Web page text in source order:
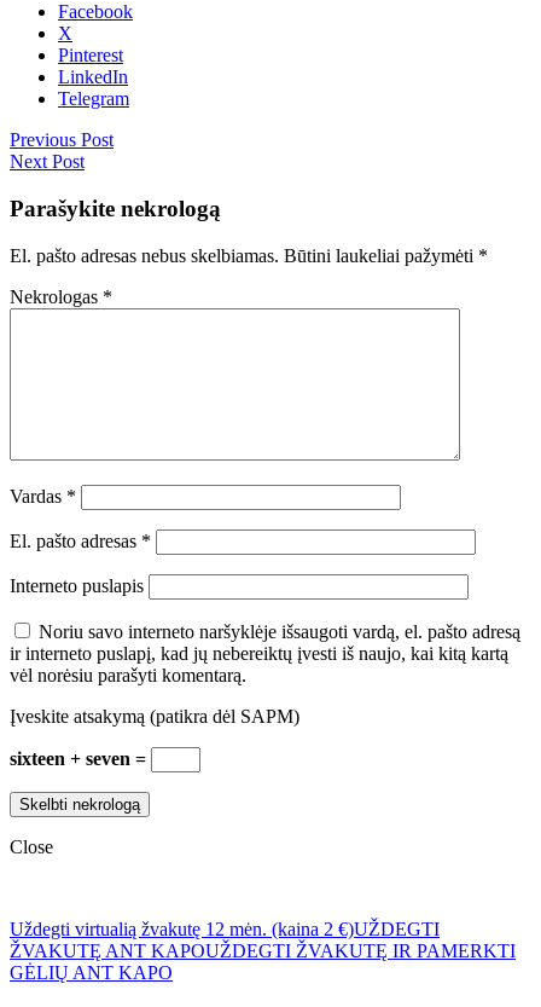
Facebook
X
Pinterest
LinkedIn
Telegram
Previous Post
Next Post
Parašykite nekrologą
El. pašto adresas nebus skelbiamas. Būtini laukeliai pažymėti *
Nekrologas *
Vardas *
El. pašto adresas *
Interneto puslapis
Noriu savo interneto naršyklėje išsaugoti vardą, el. pašto adresą
ir interneto puslapį, kad jų nebereiktų įvesti iš naujo, kai kitą kartą
vėl norėsiu parašyti komentarą.
Įveskite atsakymą (patikra dėl SAPM)
sixteen + seven =
Close
Uždegti virtualią žvakutę 12 mėn. (kaina 2 €)UŽDEGTI
ŽVAKUTĘ ANT KAPOUŽDEGTI ŽVAKUTĘ IR PAMERKTI
GĖLIŲ ANT KAPO